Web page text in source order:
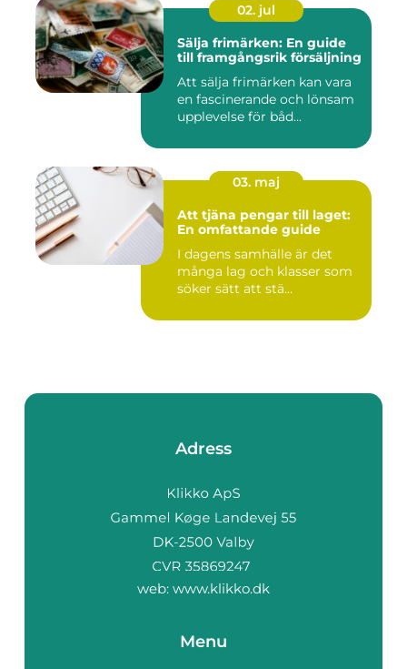
02. jul
Sälja frimärken: En guide
till framgångsrik försäljning
Att sälja frimärken kan vara
en fascinerande och lönsam
upplevelse för båd...
03. maj
Att tjäna pengar till laget:
En omfattande guide
I dagens samhälle är det
många lag och klasser som
söker sätt att stä...
Adress
web: www.klikko.dk
Menu